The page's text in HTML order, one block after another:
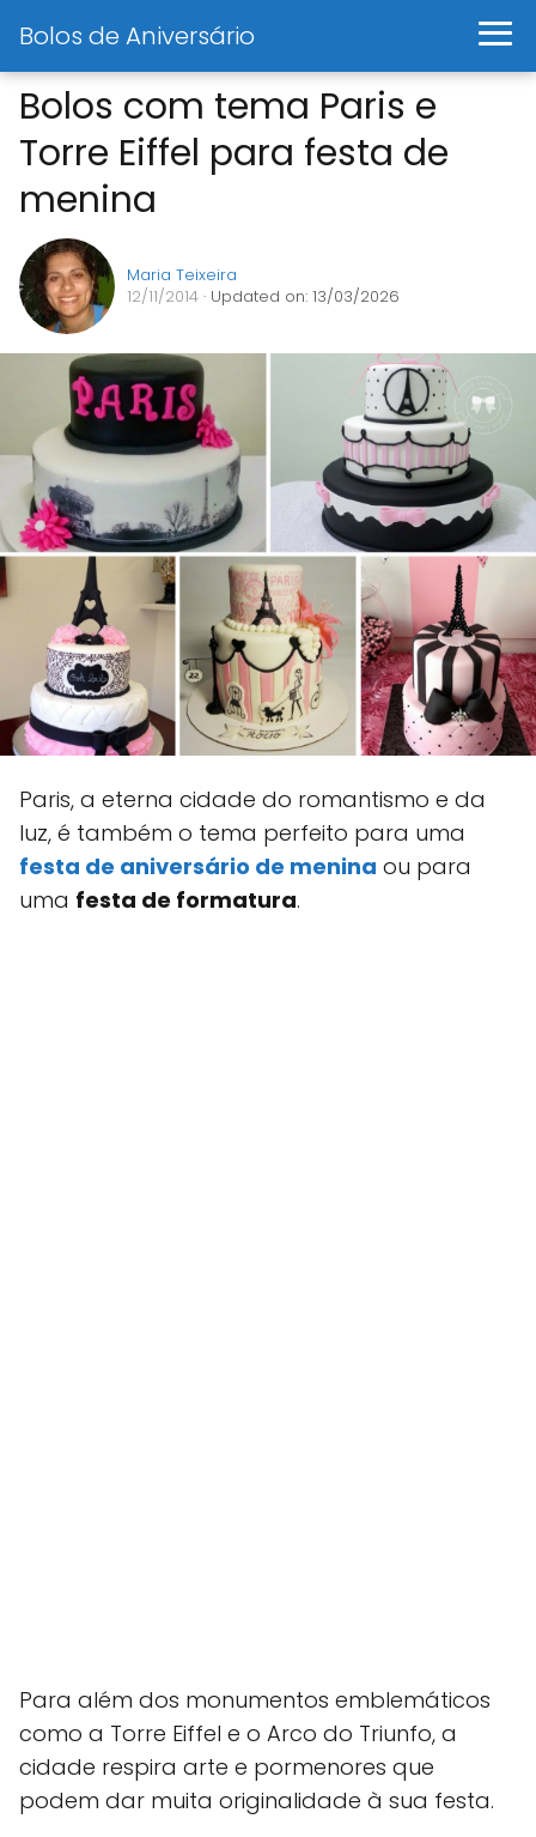
Bolos de Aniversário
Bolos com tema Paris e
Torre Eiffel para festa de
menina
Maria Teixeira
12/11/2014 · Updated on: 13/03/2026
Paris, a eterna cidade do romantismo e da
luz, é também o tema perfeito para uma
festa de aniversário de menina ou para
uma festa de formatura.
Para além dos monumentos emblemáticos
como a Torre Eiffel e o Arco do Triunfo, a
cidade respira arte e pormenores que
podem dar muita originalidade à sua festa.